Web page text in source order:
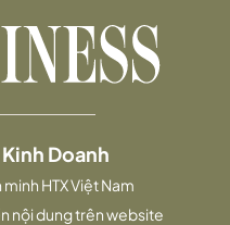
Doanh
HTX Việt Nam
nội dung trên website